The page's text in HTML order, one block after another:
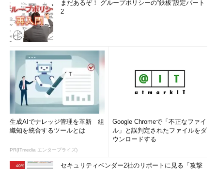
まだあるぞ！ グループポリシーの“鉄板”設定パート
2
生成AIでナレッジ管理を革新 組
織知を統合するツールとは
PR(ITmedia エンタープライズ)
Google Chromeで「不正なファイ
ル」と誤判定されたファイルをダ
ウンロードする
セキュリティベンダー2社のリポートに見る「攻撃